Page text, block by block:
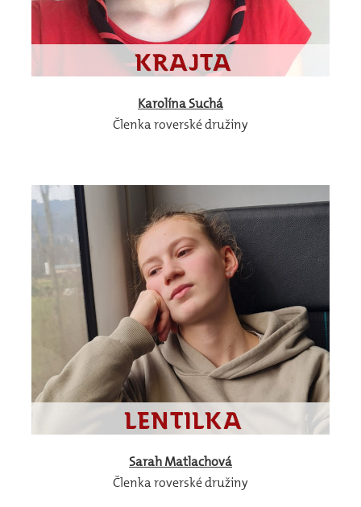
KarolínaSuchá
Členka roverské družiny
SarahMatlachová
Členka roverské družiny